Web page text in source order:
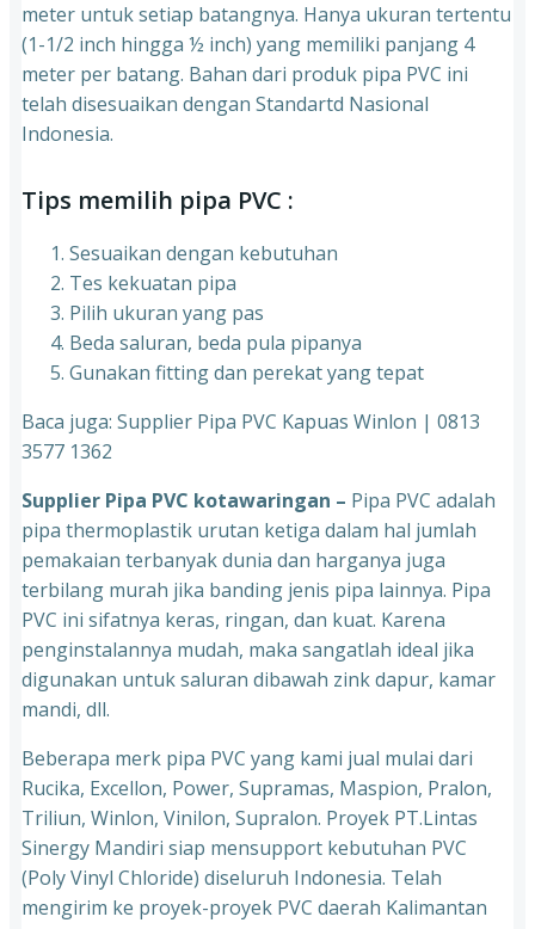
meter untuk setiap batangnya. Hanya ukuran tertentu
(1-1/2 inch hingga ½ inch) yang memiliki panjang 4
meter per batang. Bahan dari produk pipa PVC ini
telah disesuaikan dengan Standartd Nasional
Indonesia.
Tips memilih pipa PVC :
Sesuaikan dengan kebutuhan
Tes kekuatan pipa
Pilih ukuran yang pas
Beda saluran, beda pula pipanya
Gunakan fitting dan perekat yang tepat
Baca juga: Supplier Pipa PVC Kapuas Winlon | 0813
3577 1362
Supplier Pipa PVC kotawaringan – Pipa PVC adalah
pipa thermoplastik urutan ketiga dalam hal jumlah
pemakaian terbanyak dunia dan harganya juga
terbilang murah jika banding jenis pipa lainnya. Pipa
PVC ini sifatnya keras, ringan, dan kuat. Karena
penginstalannya mudah, maka sangatlah ideal jika
digunakan untuk saluran dibawah zink dapur, kamar
mandi, dll.
Beberapa merk pipa PVC yang kami jual mulai dari
Rucika, Excellon, Power, Supramas, Maspion, Pralon,
Triliun, Winlon, Vinilon, Supralon. Proyek PT.Lintas
Sinergy Mandiri siap mensupport kebutuhan PVC
(Poly Vinyl Chloride) diseluruh Indonesia. Telah
mengirim ke proyek-proyek PVC daerah Kalimantan